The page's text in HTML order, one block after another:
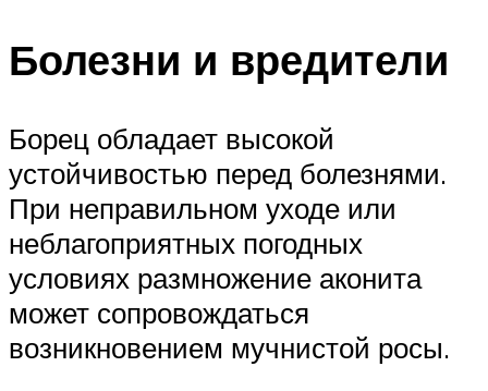
Болезни и вредители
Борец обладает высокой
устойчивостью перед болезнями.
При неправильном уходе или
неблагоприятных погодных
условиях размножение аконита
может сопровождаться
возникновением мучнистой росы.